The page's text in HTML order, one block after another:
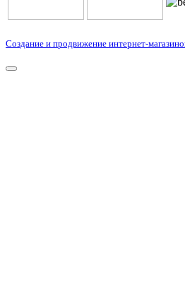
Создание и продвижение интернет-